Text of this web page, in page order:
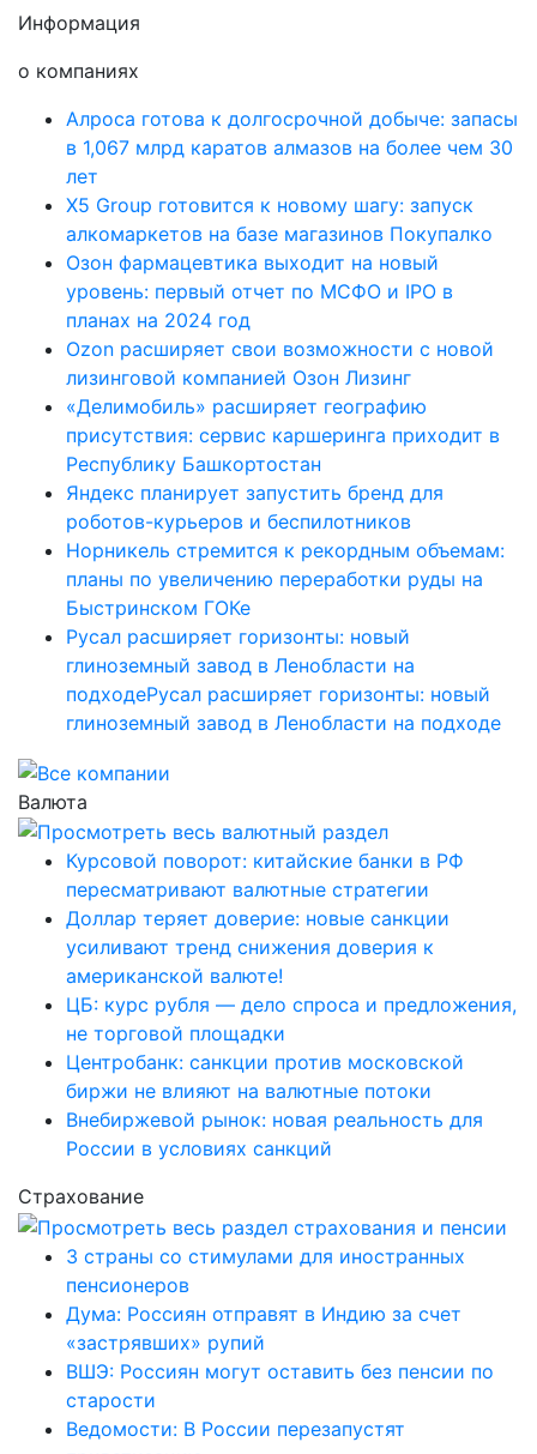
Информация
о компаниях
Алроса готова к долгосрочной добыче: запасы
в 1,067 млрд каратов алмазов на более чем 30
лет
X5 Group готовится к новому шагу: запуск
алкомаркетов на базе магазинов Покупалко
Озон фармацевтика выходит на новый
уровень: первый отчет по МСФО и IPO в
планах на 2024 год
Ozon расширяет свои возможности с новой
лизинговой компанией Озон Лизинг
«Делимобиль» расширяет географию
присутствия: сервис каршеринга приходит в
Республику Башкортостан
Яндекс планирует запустить бренд для
роботов-курьеров и беспилотников
Норникель стремится к рекордным объемам:
планы по увеличению переработки руды на
Быстринском ГОКе
Русал расширяет горизонты: новый
глиноземный завод в Ленобласти на
подходеРусал расширяет горизонты: новый
глиноземный завод в Ленобласти на подходе
Валюта
Курсовой поворот: китайские банки в РФ
пересматривают валютные стратегии
Доллар теряет доверие: новые санкции
усиливают тренд снижения доверия к
американской валюте!
ЦБ: курс рубля — дело спроса и предложения,
не торговой площадки
Центробанк: санкции против московской
биржи не влияют на валютные потоки
Внебиржевой рынок: новая реальность для
России в условиях санкций
Страхование
3 страны со стимулами для иностранных
пенсионеров
Дума: Россиян отправят в Индию за счет
«застрявших» рупий
ВШЭ: Россиян могут оставить без пенсии по
старости
Ведомости: В России перезапустят